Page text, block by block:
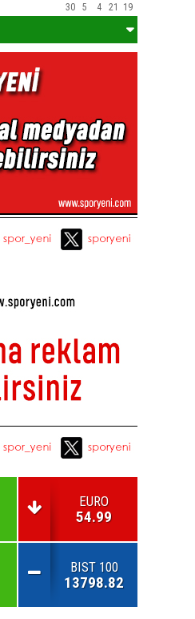
30 5 4 21 19
EURO
54.99
BIST 100
13798.82